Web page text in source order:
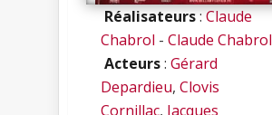
Réalisateurs:Claude
Chabrol - Claude Chabrol
Acteurs: Gérard
Depardieu, Clovis
Cornillac, Jacques